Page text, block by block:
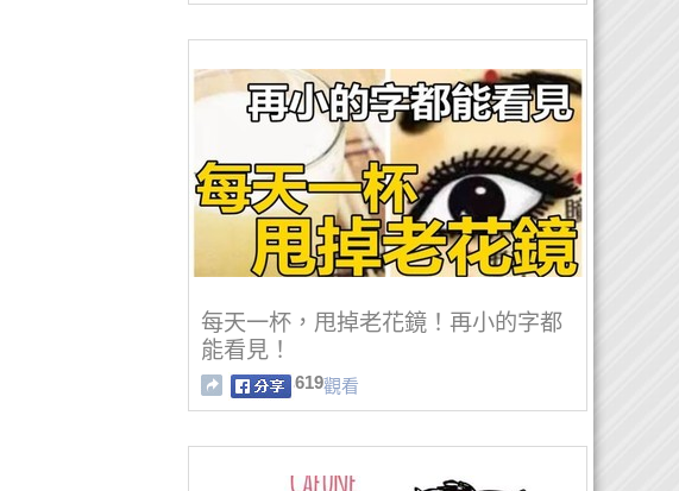
每天一杯，甩掉老花鏡！再小的字都
能看見！
619觀看